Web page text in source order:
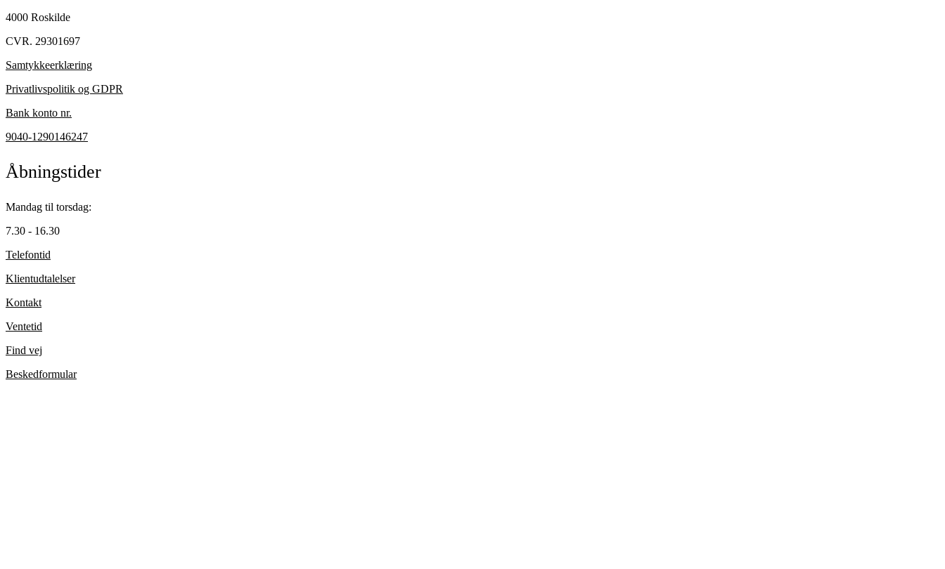
4000 Roskilde
CVR. 29301697
Samtykkeerklæring
Privatlivspolitik og GDPR
Bank konto nr.
9040-1290146247
Åbningstider
Mandag til torsdag:
7.30 - 16.30
Telefontid
Klientudtalelser
Kontakt
Ventetid
Find vej
Beskedformular